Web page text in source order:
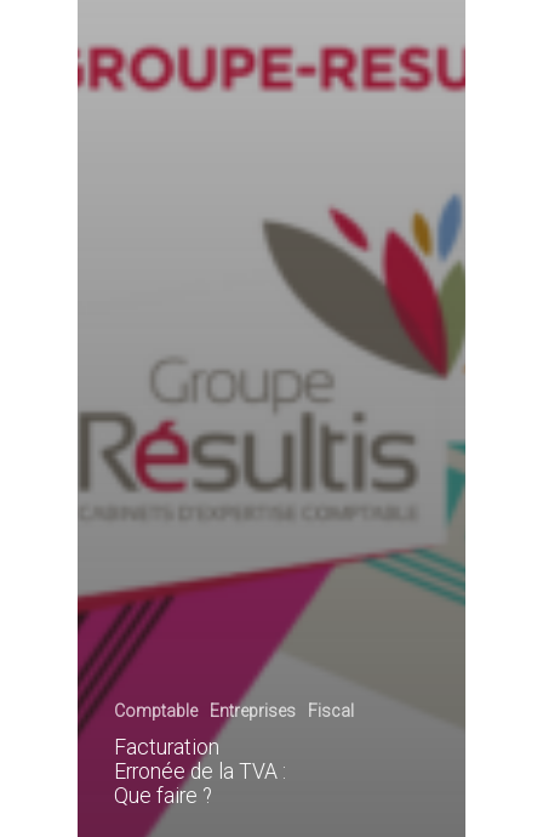
Comptable Entreprises Fiscal
Facturation
Erronée de la TVA :
Que faire ?